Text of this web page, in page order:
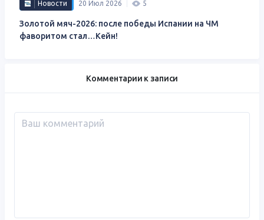
Новости 20 Июл 2026 5
Золотой мяч-2026: после победы Испании на ЧМ
фаворитом стал…Кейн!
Комментарии к записи